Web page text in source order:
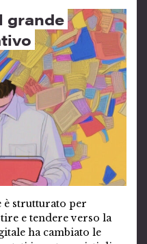
grande
strutturato per
e tendere verso la
ha cambiato le